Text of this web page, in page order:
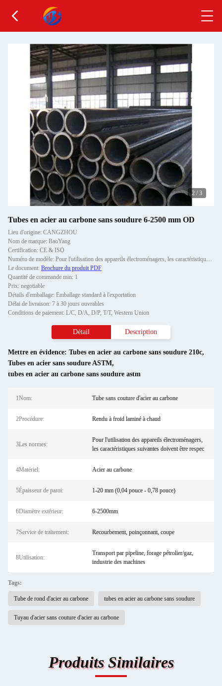
2 / 3
Tubes en acier au carbone sans soudure 6-2500 mm OD
Lieu d'origine: CANGZHOU
Nom de marque: BaoYang
Certification: CE & ISO
Numéro de modèle: Pour l'utilisation des appareils électroménagers, les caractéristiques suivantes doivent être respec
Le document: Brochure du produit PDF
Quantité de commande min: 1
Prix: negotiable
Détails d'emballage: Emballage standard à l'exportation
Délai de livraison: 7 à 30 jours ouvrables
Conditions de paiement: L/C, D/A, D/P, T/T, Western Union
Détail Description
Mettre en évidence: Tubes en acier au carbone sans soudure 210c,
Tubes en acier sans soudure ASTM,
tubes en acier au carbone sans soudure astm
1Nom: Tube sans couture d'acier au carbone
2Procédure: Rendu à froid laminé à chaud
3Les normes:
Pour l'utilisation des appareils électroménagers,
les caractéristiques suivantes doivent être respec
4Matériel: Acier au carbone
5Épaisseur de paroi: 1-20 mm (0,04 pouce - 0,78 pouce)
6Diamètre extérieur: 6-2500mm
7Service de traitement: Recourbement, poinçonnant, coupe
8Utilisation:
Transport par pipeline, forage pétrolier/gaz,
industrie des machines
Tags:
Tube de rond d'acier au carbone tubes en acier au carbone sans soudure
Tuyau d'acier sans couture d'acier au carbone
Produits Similaires